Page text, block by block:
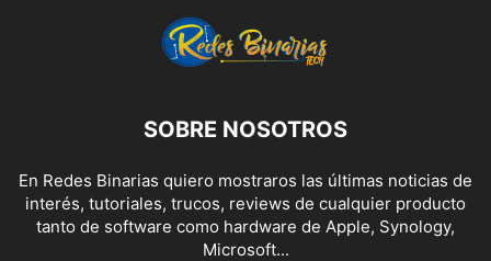
SOBRE NOSOTROS
En Redes Binarias quiero mostraros las últimas noticias de
interés, tutoriales, trucos, reviews de cualquier producto
tanto de software como hardware de Apple, Synology,
Microsoft...